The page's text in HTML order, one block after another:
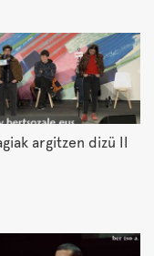
argitzen dizü II